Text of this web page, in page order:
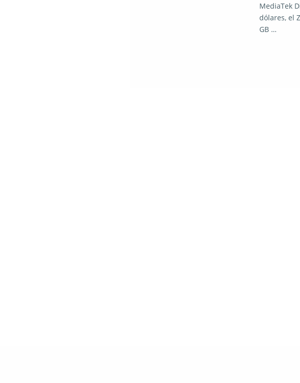
MediaTek
dólares, el
GB …